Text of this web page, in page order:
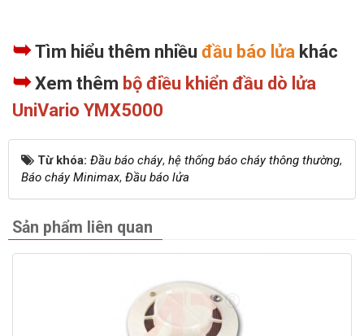
➥Tìm hiểu thêm nhiều đầu báo lửa khác
➥Xem thêm bộ điều khiển đầu dò lửa
UniVario YMX5000
Từ khóa: Đầu báo cháy, hệ thống báo cháy thông thường,
Báo cháy Minimax, Đầu báo lửa
Sản phẩm liên quan